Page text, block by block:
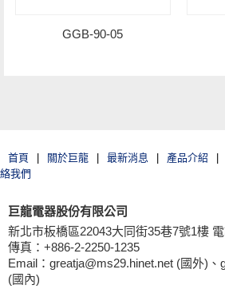
GGB-90-05
首頁 | 關於巨龍 | 最新消息 | 產品介紹 |
絡我們
巨龍電器股份有限公司
新北市板橋區22043大同街35巷7號1樓
傳真：+886-2-2250-1235
Email：greatja@ms29.hinet.net (國外)、
(國內)